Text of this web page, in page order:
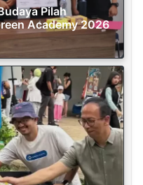
Pilah
Academy 2026